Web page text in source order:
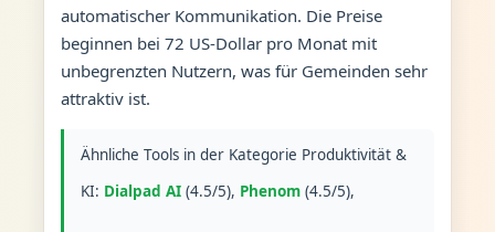
automatischer Kommunikation. Die Preise
beginnen bei 72 US-Dollar pro Monat mit
unbegrenzten Nutzern, was für Gemeinden sehr
attraktiv ist.
Ähnliche Tools in der Kategorie Produktivität &
KI: Dialpad AI(4.5/5), Phenom(4.5/5),